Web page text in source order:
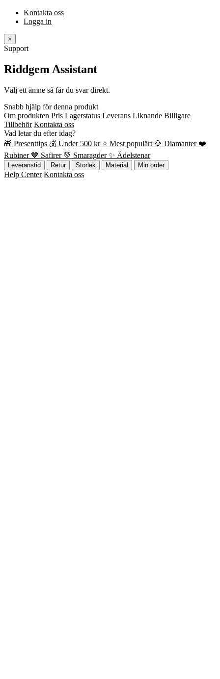
Kontakta oss
Logga in
×
Support
Riddgem Assistant
Välj ett ämne så får du svar direkt.
Snabb hjälp för denna produkt
Om produkten Pris Lagerstatus Leverans Liknande Billigare
Tillbehör Kontakta oss
Vad letar du efter idag?
🎁 Presenttips 💰 Under 500 kr ⭐ Mest populärt 💎 Diamanter ❤️
Rubiner 💙 Safirer 💚 Smaragder✨ Ädelstenar
Leveranstid Retur Storlek Material Min order
Help Center Kontakta oss